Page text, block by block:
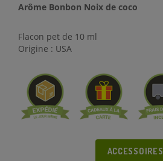
Arôme Bonbon Noix de coco
Flacon pet de 10 ml
Origine : USA
ACCESSOIRES